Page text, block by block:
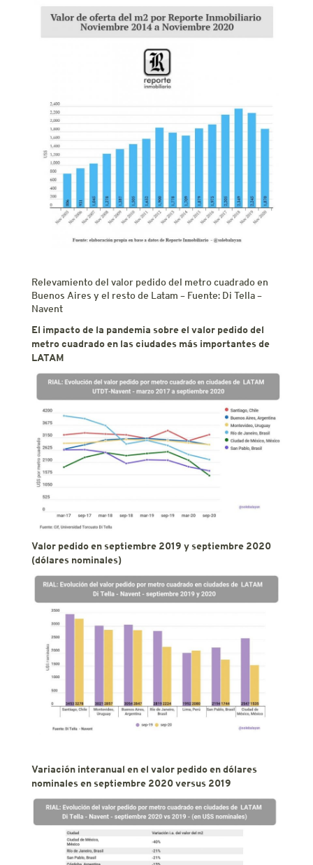
Relevamiento del valor pedido del metro cuadrado en
Buenos Aires y el resto de Latam – Fuente: Di Tella –
Navent
El impacto de la pandemia sobre el valor pedido del
metro cuadrado en las ciudades más importantes de
LATAM
Valor pedido en septiembre 2019 y septiembre 2020
(dólares nominales)
Variación interanual en el valor pedido en dólares
nominales en septiembre 2020 versus 2019